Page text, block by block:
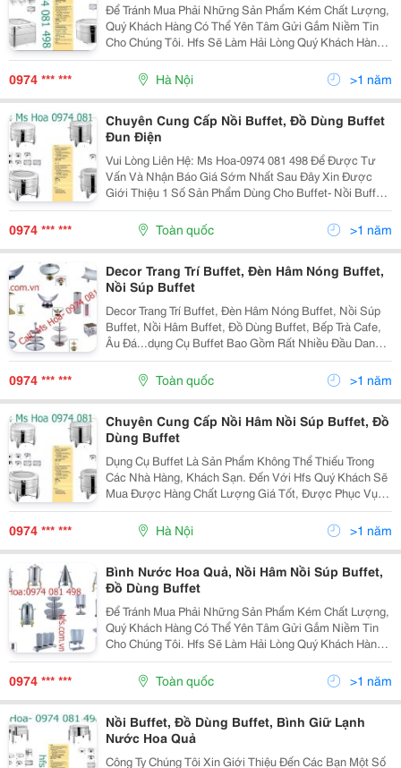
Để Tránh Mua Phải Những Sản Phẩm Kém Chất Lượng,
Quý Khách Hàng Có Thể Yên Tâm Gửi Gắm Niềm Tin
Cho Chúng Tôi. Hfs Sẽ Làm Hải Lòng Quý Khách Hàng
Với Sản Phẩm Chất Lượng Cao, Giá Thành Hợp Lý Vui
Lòng Gọi Hotline: 0974.081.498 (Ms Hoa) Mail :...
0974 *** *** Hà Nội >1 năm
Chuyên Cung Cấp Nồi Buffet, Đồ Dùng Buffet
Đun Điện
Vui Lòng Liên Hệ: Ms Hoa-0974 081 498 Để Được Tư
Vấn Và Nhận Báo Giá Sớm Nhất Sau Đây Xin Được
Giới Thiệu 1 Số Sản Phẩm Dùng Cho Buffet- Nồi Buffet
Nắp Kính, Nồi Buffet Chân Quỳ, Nồi Buffet Chữ Nhật,
Nồi Buffet Tròn, Nồi Buffet Chân Vàng, Nồi...
0974 *** *** Toàn quốc >1 năm
Decor Trang Trí Buffet, Đèn Hâm Nóng Buffet,
Nồi Súp Buffet
Decor Trang Trí Buffet, Đèn Hâm Nóng Buffet, Nồi Súp
Buffet, Nồi Hâm Buffet, Đồ Dùng Buffet, Bếp Trà Cafe,
Âu Đá...dụng Cụ Buffet Bao Gồm Rất Nhiều Đầu Danh
Mục Sản Phẩm Để Được Tư Vấn Và Nhận Báo Giá Vui
Lòng Gọi Hotline: 0974.081.498 (Ms Hoa)...
0974 *** *** Toàn quốc >1 năm
Chuyên Cung Cấp Nồi Hâm Nồi Súp Buffet, Đồ
Dùng Buffet
Dụng Cụ Buffet Là Sản Phẩm Không Thể Thiếu Trong
Các Nhà Hàng, Khách Sạn. Đến Với Hfs Quý Khách Sẽ
Mua Được Hàng Chất Lượng Giá Tốt, Được Phục Vụ
Chu Đáo Bởi Đội Ngũ Nhân Viên Chuyên Nghiệp, Đáp
Ứng Tất Cả Các Yêu Cầu Khách Đưa Ra. Để Được Tư
Vấn Chi...
0974 *** *** Hà Nội >1 năm
Bình Nước Hoa Quả, Nồi Hâm Nồi Súp Buffet,
Đồ Dùng Buffet
Để Tránh Mua Phải Những Sản Phẩm Kém Chất Lượng,
Quý Khách Hàng Có Thể Yên Tâm Gửi Gắm Niềm Tin
Cho Chúng Tôi. Hfs Sẽ Làm Hải Lòng Quý Khách Hàng
Với Sản Phẩm Chất Lượng Cao, Giá Thành Hợp Lý Vui
Lòng Liên Hệ: Ms Hoa-0974 081 498 Để Được Tư Vấn
0974 *** *** Toàn quốc >1 năm
Nồi Buffet, Đồ Dùng Buffet, Bình Giữ Lạnh
Nước Hoa Quả
Công Ty Chúng Tôi Xin Giới Thiệu Đến Các Bạn Một Số